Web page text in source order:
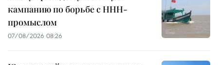
кампанию по борьбе с ННН-
промыслом
07/08/2026 08:26